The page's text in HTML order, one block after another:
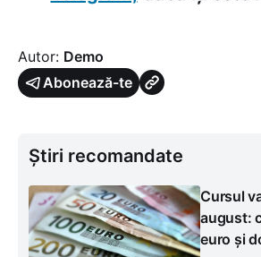
Autor: Demo
Abonează-te
Știri recomandate
Cursul
august:
euro și